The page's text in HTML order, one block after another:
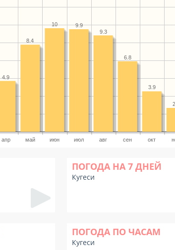
апр май июн июл авг сен окт
3.9
6.8
9.3
9.9
10
8.4
4.9
ПОГОДА НА 7 ДНЕЙ
Кугеси
ПОГОДА ПО ЧАСАМ
Кугеси